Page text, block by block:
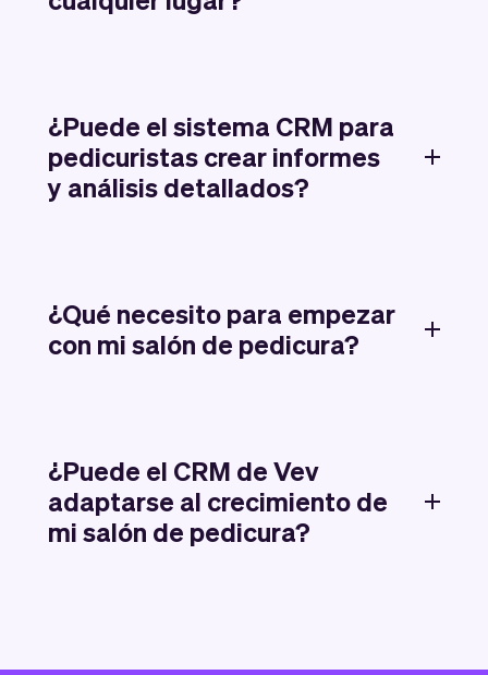
¿Puede el sistema CRM para
pedicuristas crear informes
y análisis detallados?
¿Qué necesito para empezar
con mi salón de pedicura?
¿Puede el CRM de Vev
adaptarse al crecimiento de
mi salón de pedicura?